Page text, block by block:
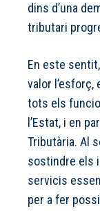
dins d’una
tributari
En este
valor
tots els
l’Estat, i en
Tributària. Al
sostindre els
servicis
per a fer